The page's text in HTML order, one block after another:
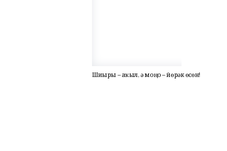
Шиғыры – аҡыл, ә моңо – йөрәк өсөн!